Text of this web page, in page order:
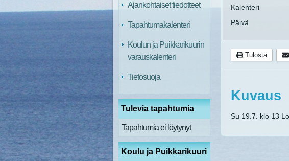
Ajankohtaiset tiedotteet
Tapahtumakalenteri
Koulun ja Puikkarikuurin
varauskalenteri
Tietosuoja
Tulevia tapahtumia
Tapahtumia ei löytynyt
Koulu ja Puikkarikuuri
Kalenteri
Päivä
Tulosta
Kuvaus
Su 19.7. klo 13